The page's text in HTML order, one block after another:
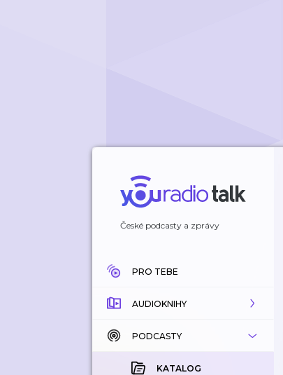
České podcasty a zprávy
PRO TEBE
AUDIOKNIHY
KATALOG
KOUPENÉ
PODCASTY
KATALOG